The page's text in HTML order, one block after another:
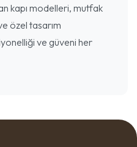
kapı modelleri, mutfak
özel tasarım
ve güveni her